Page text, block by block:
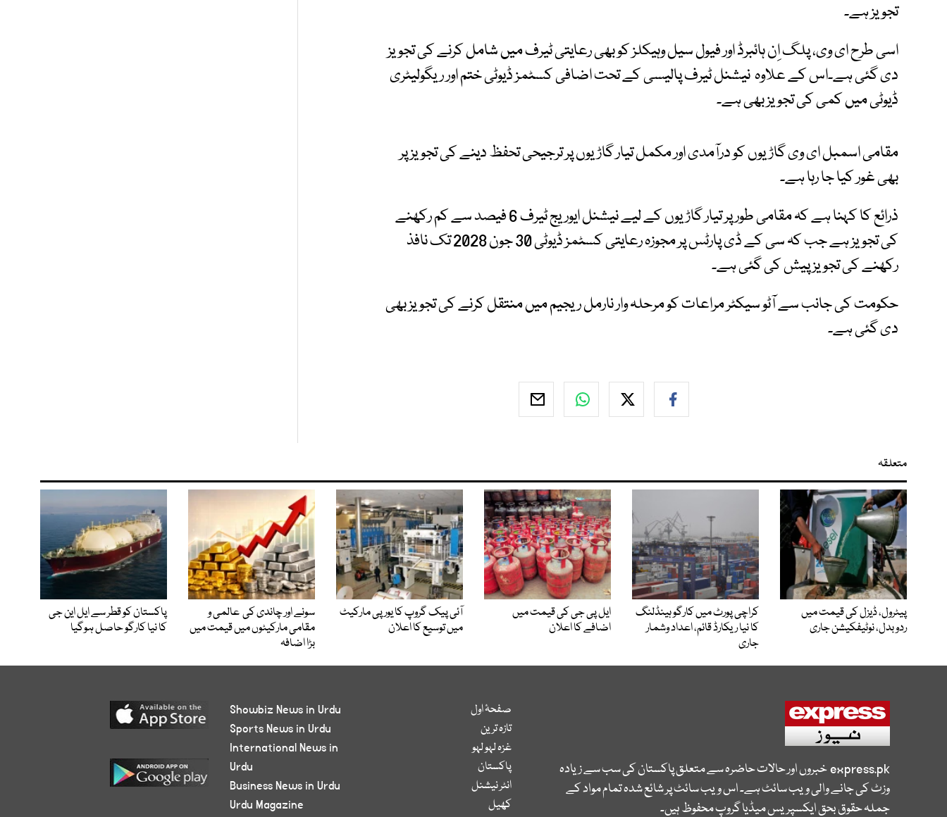
تجویز ہے۔
اسی طرح ای وی، پلگ اِن ہائبرڈ اور فیول سیل وہیکلز کو بھی رعایتی ٹیرف میں شامل کرنے کی تجویز
دی گئی ہے۔اس کے علاوہ نیشنل ٹیرف پالیسی کے تحت اضافی کسٹمز ڈیوٹی ختم اور ریگولیٹری
ڈیوٹی میں کمی کی تجویز بھی ہے۔
مقامی اسمبل ای وی گاڑیوں کو درآمدی اور مکمل تیار گاڑیوں پر ترجیحی تحفظ دینے کی تجویز پر
بھی غور کیا جا رہا ہے۔
ذرائع کا کہنا ہے کہ مقامی طور پر تیار گاڑیوں کے لیے نیشنل ایوریج ٹیرف 6 فیصد سے کم رکھنے
کی تجویز ہے جب کہ سی کے ڈی پارٹس پر مجوزہ رعایتی کسٹمز ڈیوٹی 30 جون 2028 تک نافذ
رکھنے کی تجویز پیش کی گئی ہے۔
حکومت کی جانب سے آٹو سیکٹر مراعات کو مرحلہ وار نارمل ریجیم میں منتقل کرنے کی تجویز بھی
دی گئی ہے۔
متعلقہ
پیٹرول، ڈیزل کی قیمت میں
ردوبدل، نوٹیفکیشن جاری
کراچی پورٹ میں کارگو ہینڈلنگ
کا نیا ریکارڈ قائم، اعداد وشمار
جاری
ایل پی جی کی قیمت میں
اضافے کا اعلان
آئی پیک گروپ کا یورپی مارکیٹ
میں توسیع کا اعلان
سونے اور چاندی کی عالمی و
مقامی مارکیٹوں میں قیمت میں
بڑا اضافہ
پاکستان کو قطر سے ایل این جی
کا نیا کارگو حاصل ہوگیا
express.pkخبروں اور حالات حاضرہ سے متعلق پاکستان کی سب سے زیادہ
وزٹ کی جانے والی ویب سائٹ ہے۔ اس ویب سائٹ پر شائع شدہ تمام مواد کے
جملہ حقوق بحق ایکسپریس میڈیا گروپ محفوظ ہیں۔
صفحۂ اول
تازہ ترین
غزہ لہو لہو
پاکستان
انٹر نیشنل
کھیل
Showbiz News in Urdu
Sports News in Urdu
International News in
Urdu
Business News in Urdu
Urdu Magazine